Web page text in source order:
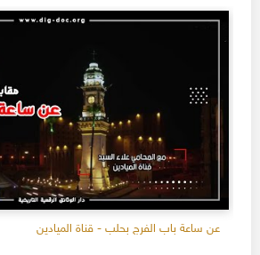
عن ساعة باب الفرج بحلب - قناة الميادين